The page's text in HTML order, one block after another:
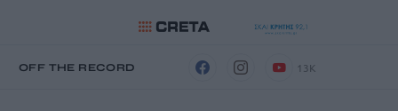
OFF THE RECORD 13K